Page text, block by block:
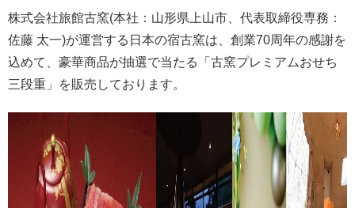
株式会社旅館古窯(本社：山形県上山市、代表取締役専務：
佐藤 太一)が運営する日本の宿古窯は、創業70周年の感謝を
込めて、豪華商品が抽選で当たる「古窯プレミアムおせち
三段重」を販売しております。